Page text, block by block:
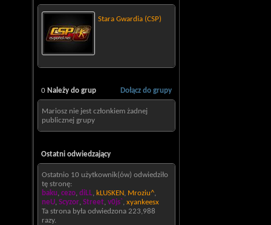
Stara Gwardia (CSP)
Dołącz do grupy
0 Należy do grup
Mariosz nie jest członkiem żadnej
publicznej grupy
Ostatni odwiedzający
Ostatnio 10 użytkownik(ów) odwiedziło
tę stronę:
baku, cezo, diLL, kLUSKEN, Mroziu^,
neU, Scyzor, Street, v0js`, xyankeesx
Ta strona była odwiedzona 223,988
razy.